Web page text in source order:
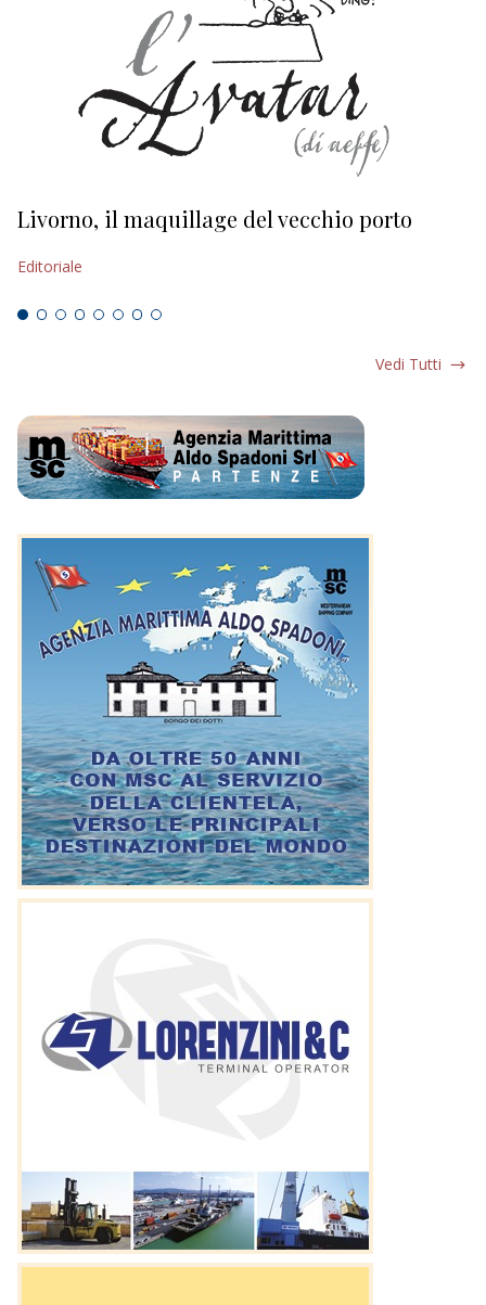
Livorno, il maquillage del vecchio porto
Editoriale
Vedi Tutti